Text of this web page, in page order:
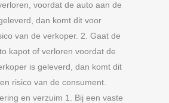
voordat de auto aan de
dan komt dit voor
van de verkoper. 2. Gaat de
kapot of verloren voordat de
is geleverd, dan komt dit
risico van de consument.
en verzuim 1. Bij een vaste